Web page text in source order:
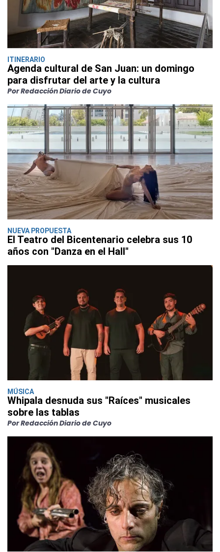
ITINERARIO
Agenda cultural de San Juan: un domingo
para disfrutar del arte y la cultura
Por Redacción Diario de Cuyo
NUEVA PROPUESTA
El Teatro del Bicentenario celebra sus 10
años con "Danza en el Hall"
MÚSICA
Whipala desnuda sus "Raíces" musicales
sobre las tablas
Por Redacción Diario de Cuyo